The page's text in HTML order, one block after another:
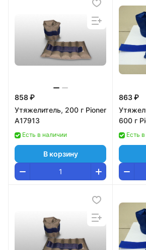
858 ₽
Утяжелитель, 200 г Pioner
A17913
Есть в наличии
В корзину
863 ₽
600 г
Есть